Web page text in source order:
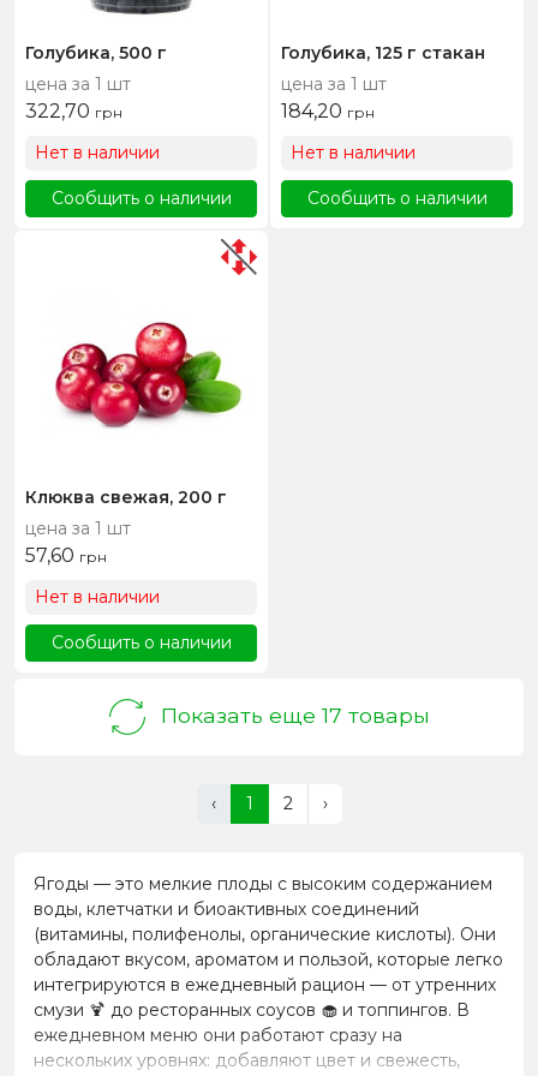
Голубика, 500 г
цена за 1 шт
322,70 грн
Нет в наличии
Сообщить о наличии
Голубика, 125 г стакан
цена за 1 шт
184,20 грн
Нет в наличии
Сообщить о наличии
Клюква свежая, 200 г
цена за 1 шт
57,60 грн
Нет в наличии
Сообщить о наличии
Показать еще 17 товары
‹ 1 2 ›
Ягоды — это мелкие плоды с высоким содержанием
воды, клетчатки и биоактивных соединений
(витамины, полифенолы, органические кислоты). Они
обладают вкусом, ароматом и пользой, которые легко
интегрируются в ежедневный рацион — от утренних
смузи 🍹 до ресторанных соусов 🧁 и топпингов. В
ежедневном меню они работают сразу на
нескольких уровнях: добавляют цвет и свежесть,